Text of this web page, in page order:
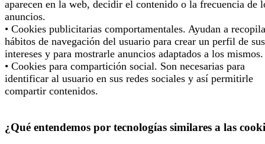
aparecen en la web, decidir el contenido o la frecuencia de
anuncios.
• Cookies publicitarias comportamentales. Ayudan a
hábitos de navegación del usuario para crear un perfil de sus
intereses y para mostrarle anuncios adaptados a los mismos.
• Cookies para compartición social. Son necesarias para
identificar al usuario en sus redes sociales y así permitirle
compartir contenidos.
¿Qué entendemos por tecnologías similares a las